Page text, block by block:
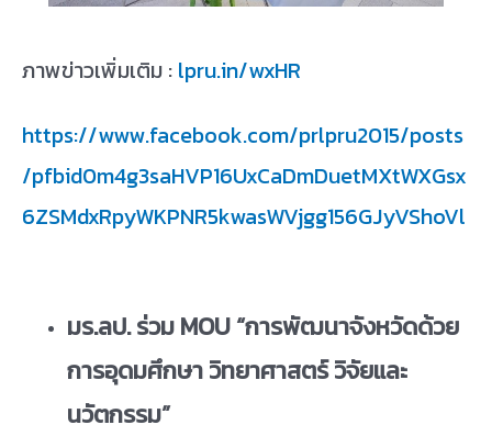
ภาพข่าวเพิ่มเติม : lpru.in/wxHR
https://www.facebook.com/prlpru2015/posts
/pfbid0m4g3saHVP16UxCaDmDuetMXtWXGsx
6ZSMdxRpyWKPNR5kwasWVjgg156GJyVShoVl
มร.ลป. ร่วมMOU “การพัฒนาจังหวัดด้วย
การอุดมศึกษา วิทยาศาสตร์ วิจัยและ
นวัตกรรม”